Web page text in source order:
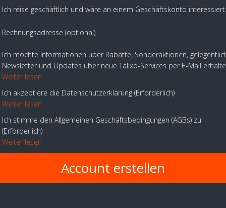
Ich reise geschäftlich und wäre an einem Geschäftskonto interessiert.
Rechnungsadresse (optional)
Ich möchte Informationen über Rabatte, Sonderaktionen,
Newsletter und Updates über neue Talixo-Services per E-Mail
Weiter lesen
Ich akzeptiere die Datenschutzerklärung Erforderlich
Weiter lesen
Ich stimme den Allgemeinen Geschäftsbedingungen (AGBs) zu
Erforderlich
Weiter lesen